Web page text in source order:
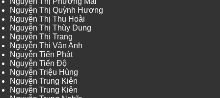
Nguyễn Thị Quỳnh Hương
Nguyễn Thị Thu Hoài
Nguyễn Thị Thùy Dung
Nguyễn Thị Trang
Nguyễn Thị Vân Anh
Nguyễn Tiến Phát
Nguyễn Tiến Độ
Nguyễn Triệu Hùng
Nguyễn Trung Kiên
Nguyễn Trung Kiên